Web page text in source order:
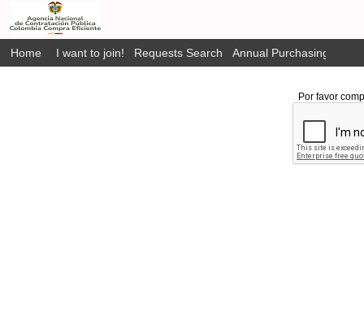
Home I want to join! Requests Search Annual Purchasing Plan
Por favor